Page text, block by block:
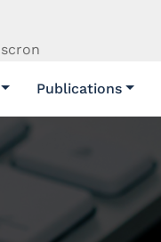
Publications